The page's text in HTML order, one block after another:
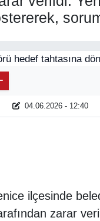
04.06.2026 - 12:40
ilçesinde
zarar